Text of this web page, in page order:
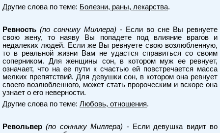
Другие слова по теме: Болезни, раны, лекарства.
Ревность (по соннику Миллера) - Если во сне Вы ревнуете
свою жену, то наяву Вы попадете под влияние врагов и
недалеких людей. Если же Вы ревнуете свою возлюбленную,
то в реальной жизни Вам не удастся справиться со своим
соперником. Для женщины сон, в котором муж ее ревнует,
означает, что на ее пути к счастью ей повстречается масса
мелких препятствий. Для девушки сон, в котором она ревнует
своего возлюбленного, может стать пророческим и вскоре она
узнает о его неверности.
Другие слова по теме: Любовь, отношения.
Револьвер (по соннику Миллера) - Если девушка видит во